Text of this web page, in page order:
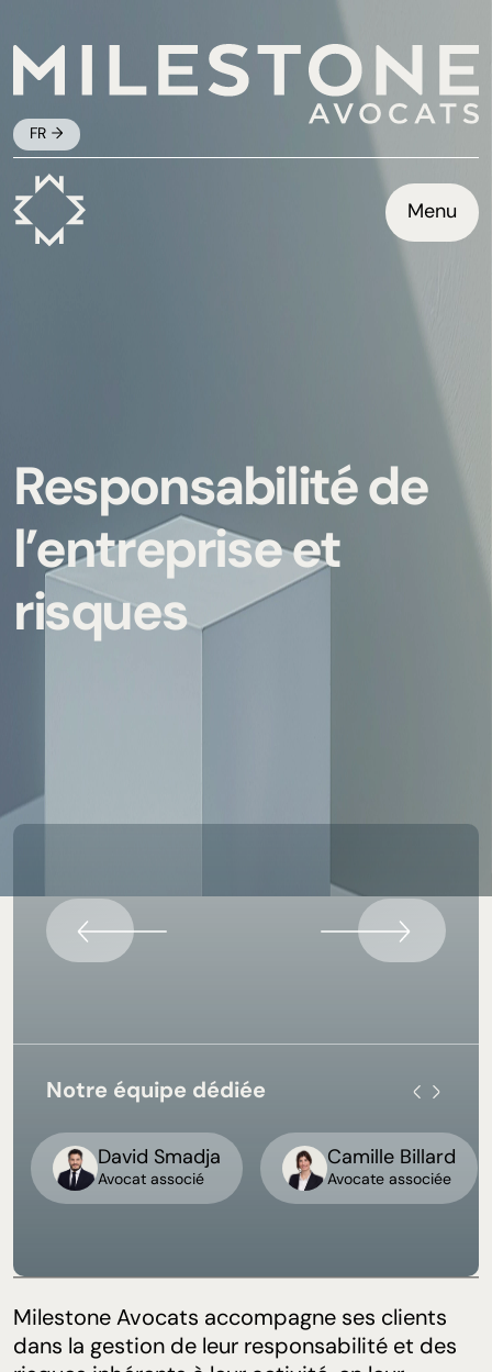
FR
Menu
Responsabilité de
l’entreprise et
risques
Milestone Avocats accompagne ses clients
dans la gestion de leur responsabilité et des
Notre équipe dédiée
David Smadja
Avocat associé
Camille Billard
Avocate associée